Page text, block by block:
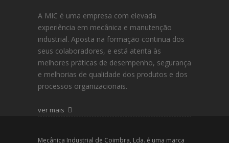
A MIC é uma empresa com elevada
experiência em mecânica e manutenção
industrial. Aposta na formação continua dos
seus colaboradores, e está atenta às
melhores práticas de desempenho, segurança
e melhorias de qualidade dos produtos e dos
processos organizacionais.
ver mais
Mecânica Industrial de Coimbra, Lda. é uma marca